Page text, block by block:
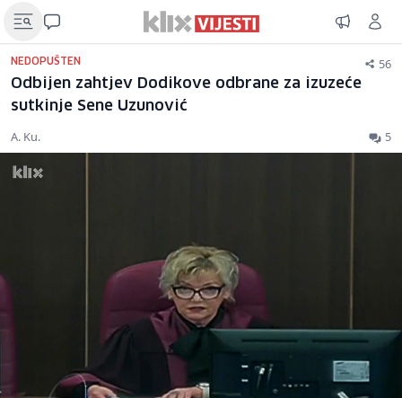
NEDOPUŠTEN 56
Odbijen zahtjev Dodikove odbrane za izuzeće
sutkinje Sene Uzunović
A. Ku. 5